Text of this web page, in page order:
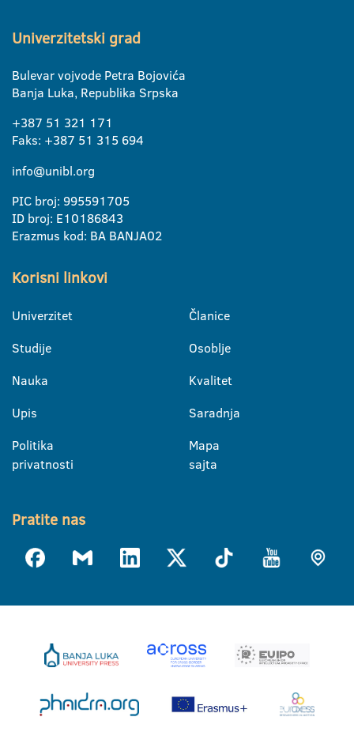
Univerzitetski grad
Bulevar vojvode Petra Bojovića
Banja Luka, Republika Srpska
+387 51 321 171
Faks: +387 51 315 694
info@unibl.org
PIC broj: 995591705
ID broj: E10186843
Erazmus kod: BA BANJA02
Korisni linkovi
Univerzitet
Studije
Nauka
Upis
Politika
privatnosti
Članice
Osoblje
Kvalitet
Saradnja
Mapa
sajta
Pratite nas